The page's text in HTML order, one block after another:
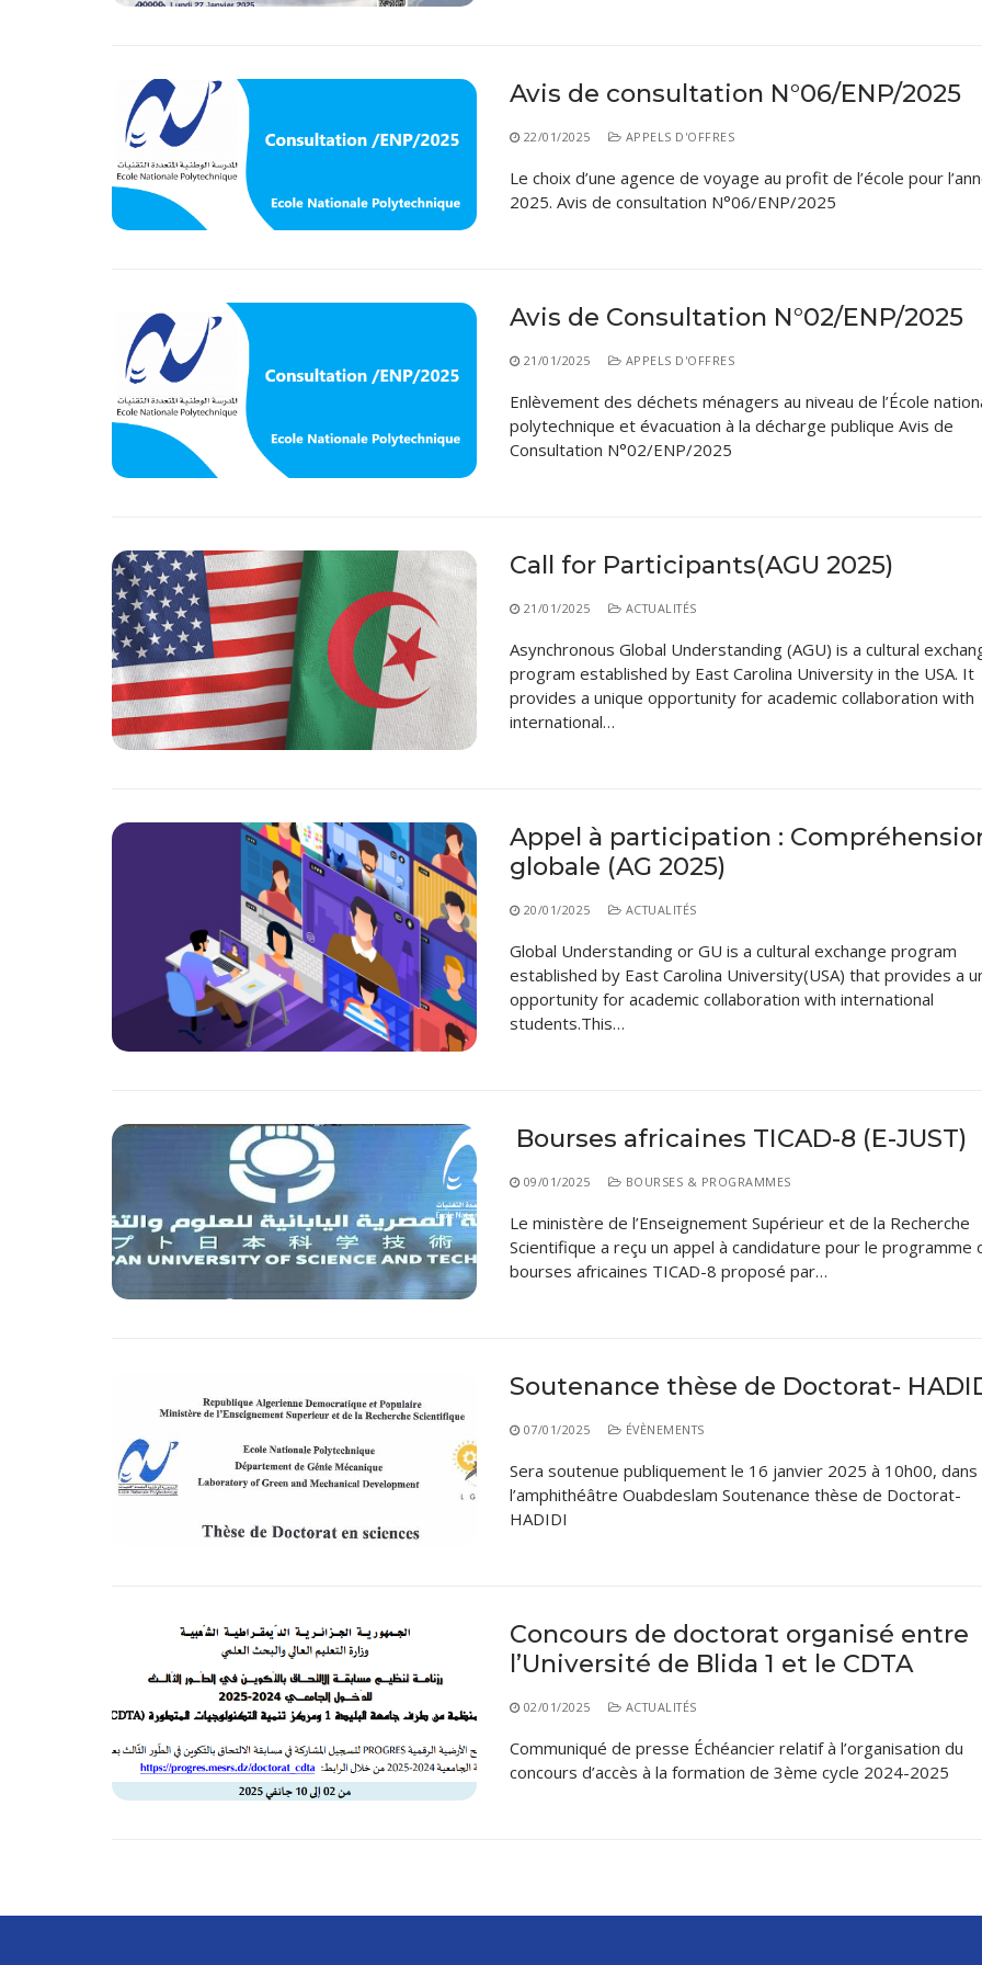
Imprimés des œuvres Sociales
Avis de consultation N°06/ENP/2025
22/01/2025 APPELS D'OFFRES
Le choix d’une agence de voyage au profit de l’école pour
2025. Avis de consultation N°06/ENP/2025
Avis de Consultation N°02/ENP/2025
21/01/2025 APPELS D'OFFRES
Enlèvement des déchets ménagers au niveau de l’École
polytechnique et évacuation à la décharge publique Avis de
Consultation N°02/ENP/2025
Call for Participants(AGU 2025)
21/01/2025 ACTUALITÉS
Asynchronous Global Understanding (AGU) is a cultural
program established by East Carolina University in the USA. It
provides a unique opportunity for academic collaboration with
international…
Appel à participation :
globale (AG 2025)
20/01/2025 ACTUALITÉS
Global Understanding or GU is a cultural exchange program
established by East Carolina University(USA) that provides a
opportunity for academic collaboration with international
students.This…
Bourses africaines TICAD-8 (E-JUST)
09/01/2025 BOURSES & PROGRAMMES
Le ministère de l’Enseignement Supérieur et de la Recherche
Scientifique a reçu un appel à candidature pour le programme
bourses africaines TICAD-8 proposé par…
Soutenance thèse de Doctorat-
07/01/2025 ÉVÈNEMENTS
Sera soutenue publiquement le 16 janvier 2025 à 10h00, dans
l’amphithéâtre Ouabdeslam Soutenance thèse de Doctorat-
HADIDI
Concours de doctorat organisé entre
l’Université de Blida 1 et le CDTA
02/01/2025 ACTUALITÉS
Communiqué de presse Échéancier relatif à l’organisation du
concours d’accès à la formation de 3ème cycle 2024-2025